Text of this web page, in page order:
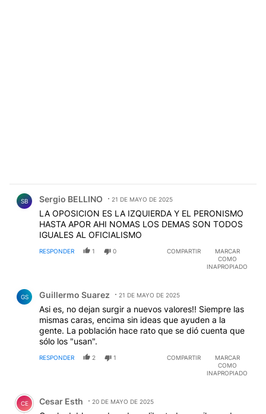
SB Sergio BELLINO 21 DE MAYO DE 2025
LA OPOSICION ES LA IZQUIERDA Y EL PERONISMO
HASTA APOR AHI NOMAS LOS DEMAS SON TODOS
IGUALES AL OFICIALISMO
RESPONDER 1 0 COMPARTIR
MARCAR
COMO
INAPROPIADO
GS Guillermo Suarez 21 DE MAYO DE 2025
Asi es, no dejan surgir a nuevos valores!! Siempre las
mismas caras, encima sin ideas que ayuden a la
gente. La población hace rato que se dió cuenta que
sólo los "usan".
RESPONDER 2 1 COMPARTIR
MARCAR
COMO
INAPROPIADO
Comentario de Cesar Esth.
CE Cesar Esth 20 DE MAYO DE 2025